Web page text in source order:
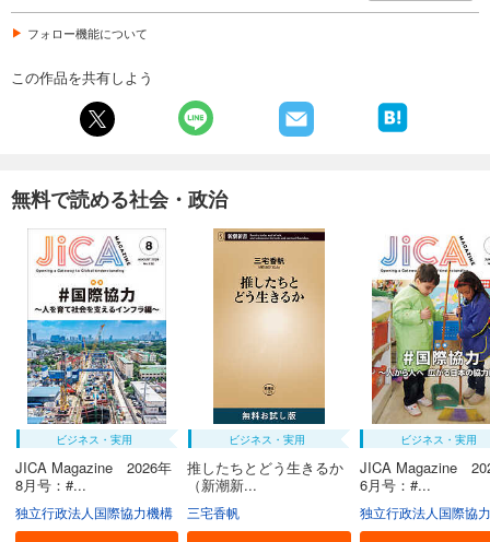
フォロー機能について
この作品を共有しよう
無料で読める社会・政治
ビジネス・実用
JICA Magazine 2026年
8月号：#...
独立行政法人国際協力機構
ビジネス・実用
推したちとどう生きるか
（新潮新...
三宅香帆
ビジネス・実用
JICA Magazine
6月号：#...
独立行政法人国際協